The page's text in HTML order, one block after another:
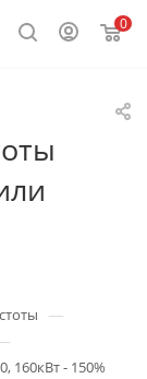
0
—
160кВт - 150%